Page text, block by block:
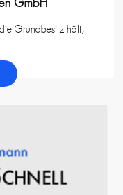
Grundbesitz hält,